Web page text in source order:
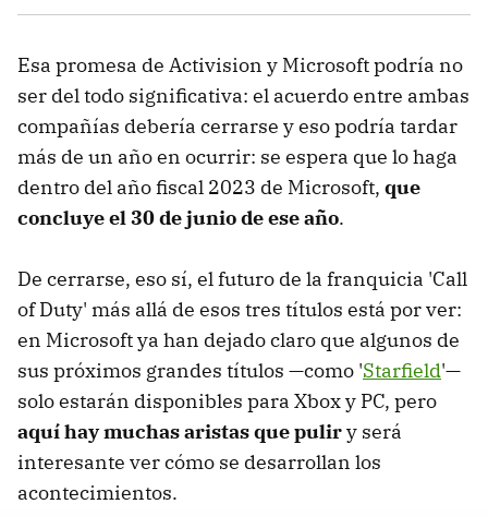
Esa promesa de Activision y Microsoft podría no
ser del todo significativa: el acuerdo entre ambas
compañías debería cerrarse y eso podría tardar
más de un año en ocurrir: se espera que lo haga
dentro del año fiscal 2023 de Microsoft, que
concluye el 30 de junio de ese año.
De cerrarse, eso sí, el futuro de la franquicia 'Call
of Duty' más allá de esos tres títulos está por ver:
en Microsoft ya han dejado claro que algunos de
sus próximos grandes títulos —como 'Starfield'—
solo estarán disponibles para Xbox y PC, pero
aquí hay muchas aristas que puliry será
interesante ver cómo se desarrollan los
acontecimientos.